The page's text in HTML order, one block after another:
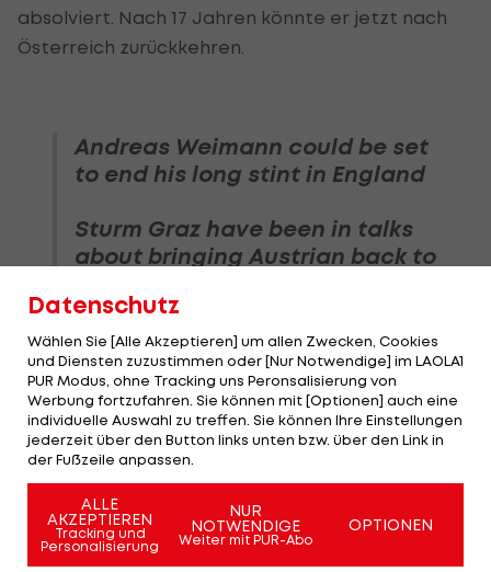
absolviert. Nach 17 Jahren könnte er jetzt nach
Österreich zurückkehren.
Andreas Weimann could be set
to end his long stint in England
Sturm Graz have been in talks
about bringing Austrian back to
Believed to also be in
discussions with unnamed
Serie A side
Free agent after leaving
#BristolCity
— James Savundra (@JamesSavundra)
July 9, 2024
Datenschutz
Wählen Sie [Alle Akzeptieren] um allen Zwecken, Cookies
und Diensten zuzustimmen oder [Nur Notwendige] im LAOLA1
PUR Modus, ohne Tracking uns Peronsalisierung von
Werbung fortzufahren. Sie können mit [Optionen] auch eine
individuelle Auswahl zu treffen. Sie können Ihre Einstellungen
jederzeit über den Button links unten bzw. über den Link in
der Fußzeile anpassen.
ALLE
AKZEPTIEREN
Tracking und
Personalisierung
NUR
NOTWENDIGE
Weiter mit PUR-Abo
OPTIONEN